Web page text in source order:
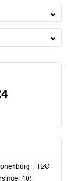
- TLO
10)